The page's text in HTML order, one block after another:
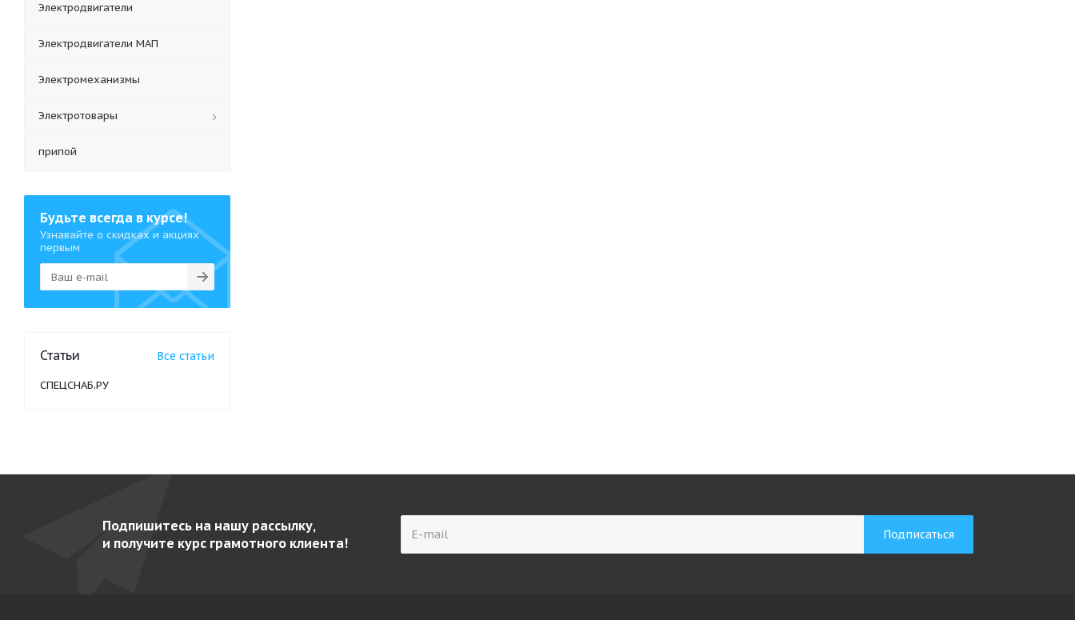
Электродвигатели
Электродвигатели МАП
Электромеханизмы
Электротовары
припой
Будьте всегда в курсе!
Узнавайте о скидках и акциях
первым
Статьи Все статьи
СПЕЦСНАБ.РУ
Подпишитесь на нашу рассылку,
и получите курс грамотного клиента!